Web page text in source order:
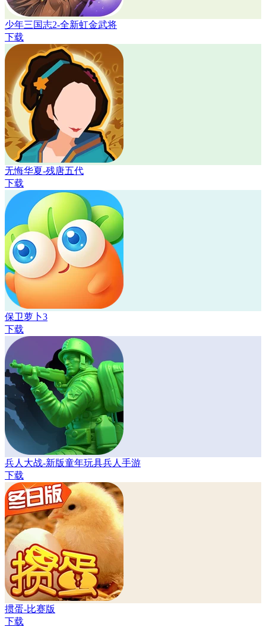
少年三国志2-全新虹金武将
下载
无悔华夏-残唐五代
下载
保卫萝卜3
下载
兵人大战-新版童年玩具兵人手游
下载
掼蛋-比赛版
下载